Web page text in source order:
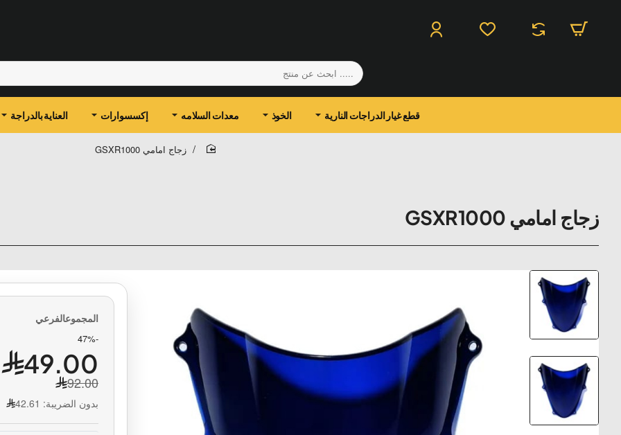
.....
ابحث
عن
منتج
قطع غيار الدراجات النارية الخوذ معدات السلامه إكسسوارات العناية بالدراجة
زجاج امامي GSXR1000
زجاج امامي GSXR1000
-47%
49.00
92.00
بدون الضريبة: 42.61